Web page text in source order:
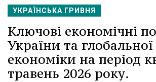
УКРАЇНСЬКА ГРИВНЯ
Ключові економічні
України та глобальної
економіки на період
травень 2026 року.